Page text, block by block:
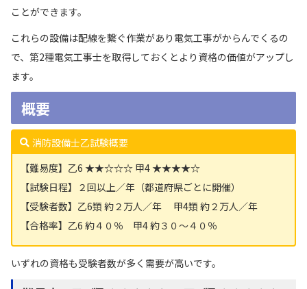
ことができます。
これらの設備は配線を繋ぐ作業があり電気工事がからんでくるの
で、第2種電気工事士を取得しておくとより資格の価値がアップし
ます。
概要
消防設備士乙試験概要
【難易度】乙6★★☆☆☆ 甲4★★★★☆
【試験日程】２回以上／年（都道府県ごとに開催）
【受験者数】乙6類 約２万人／年 甲4類 約２万人／年
【合格率】乙6 約４０％ 甲4 約３０〜４０％
いずれの資格も受験者数が多く需要が高いです。